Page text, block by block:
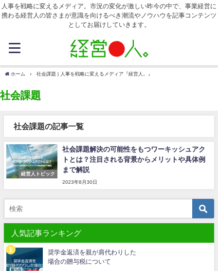
人事を戦略に変えるメディア。市況の変化が激しい昨今の中で、事業経営に
携わる経営人の皆さまが意識を向けるべき潮流やノウハウを記事コンテンツ
としてお届けしていきます。
ホーム 社会課題 | 人事を戦略に変えるメディア『経営人。』
社会課題
社会課題の記事一覧
経営人トピック
社会課題解決の可能性をもつワーキッシュアク
トとは？注目される背景からメリットや具体例
まで解説
2023年8月30日
人気記事ランキング
奨学金返済を親が肩代わりした
場合の贈与税について